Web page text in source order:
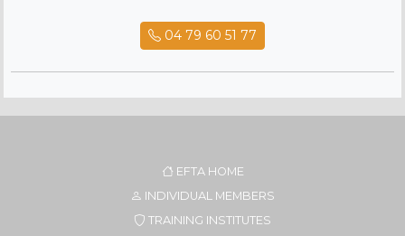
04 79 60 51 77
EFTA HOME
INDIVIDUAL MEMBERS
TRAINING INSTITUTES